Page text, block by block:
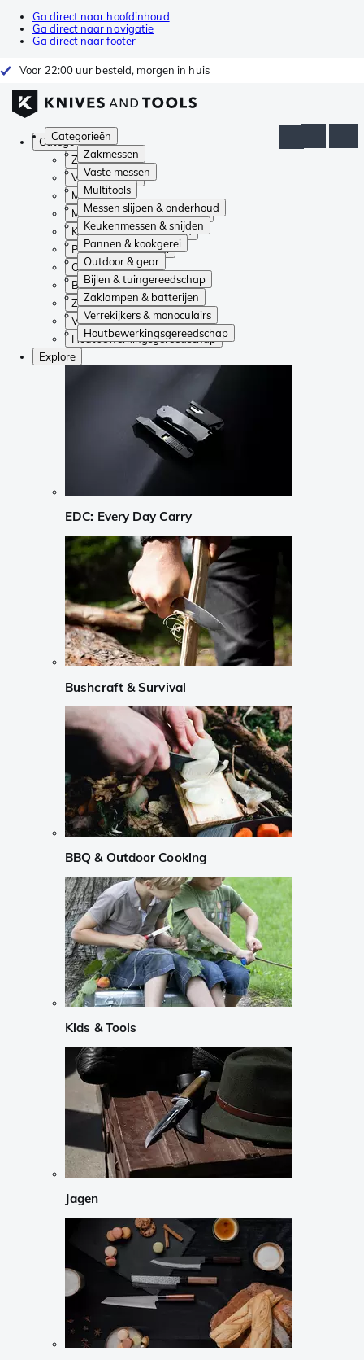
Ga direct naar hoofdinhoud
Ga direct naar navigatie
Ga direct naar footer
Voor 22:00 uur besteld, morgen in huis
Categorieën
Zakmessen
Vaste messen
Multitools
Messen slijpen & onderhoud
Keukenmessen & snijden
Pannen & kookgerei
Outdoor & gear
Bijlen & tuingereedschap
Zaklampen & batterijen
Verrekijkers & monoculairs
Houtbewerkingsgereedschap
Categorieën
Zakmessen
Vaste messen
Multitools
Messen slijpen & onderhoud
Keukenmessen & snijden
Pannen & kookgerei
Outdoor & gear
Bijlen & tuingereedschap
Zaklampen & batterijen
Verrekijkers & monoculairs
Houtbewerkingsgereedschap
Explore
EDC: Every Day Carry
Bushcraft & Survival
BBQ & Outdoor Cooking
Kids & Tools
Jagen